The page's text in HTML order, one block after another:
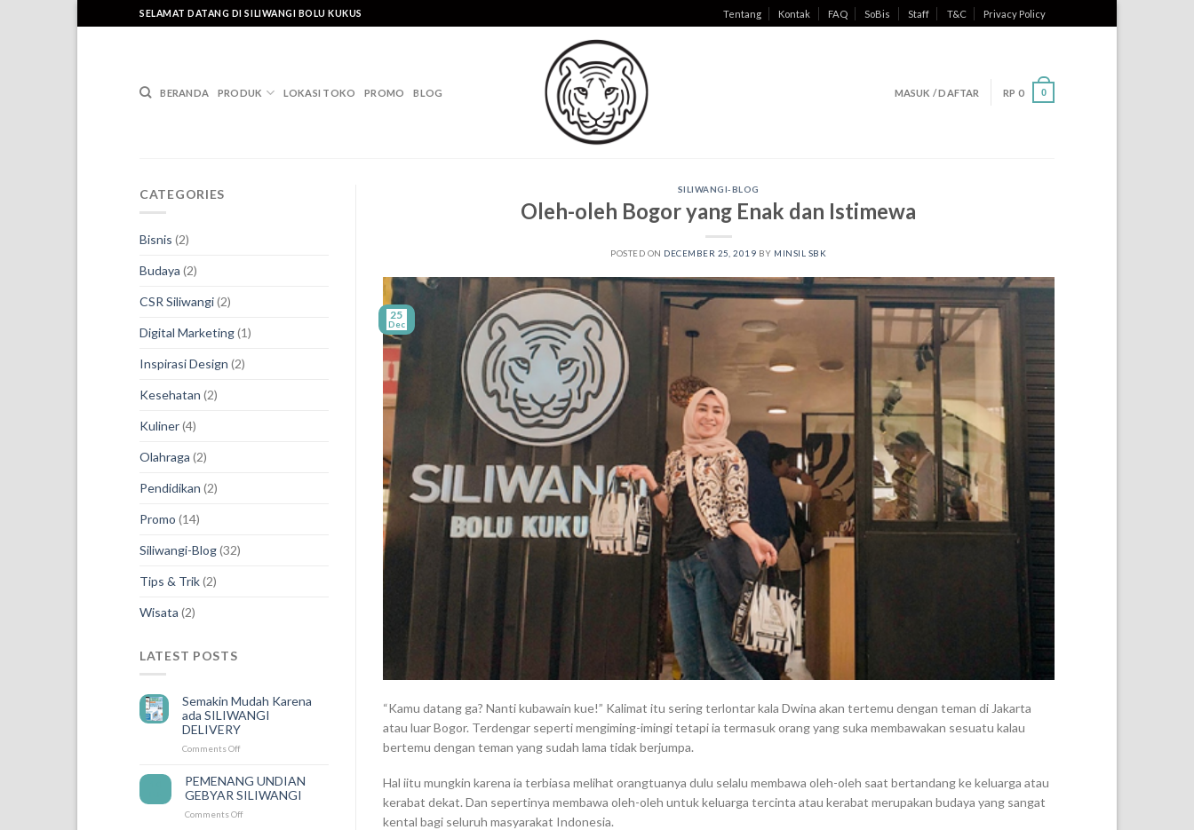
to
SELAMAT DATANG DI SILIWANGI BOLU KUKUS Tentang Kontak FAQ SoBis Staff T&C Privacy Policy
BERANDA PRODUK LOKASI TOKO PROMO BLOG MASUK / DAFTAR RP 0 0
CATEGORIES
Bisnis (2)
Budaya (2)
CSR Siliwangi(2)
Digital Marketing(1)
Inspirasi Design (2)
Kesehatan (2)
Kuliner(4)
Olahraga (2)
Pendidikan (2)
Promo (14)
Siliwangi-Blog(32)
Tips & Trik(2)
Wisata (2)
LATEST POSTS
Semakin Mudah Karena
ada SILIWANGI
DELIVERY
Comments Offon
Mudah
Karena
ada
SILIWANGI
PEMENANG UNDIAN
GEBYAR SILIWANGI
Comments Offon
SILIWANGI-BLOG
Oleh-oleh Bogor yang Enak dan Istimewa
POSTED ON DECEMBER 25, 2019 BY MINSIL SBK
25
Dec
“Kamu datang ga? Nanti kubawain kue!” Kalimat itu sering terlontar kala Dwina akan tertemu dengan teman di Jakarta
atau luar Bogor. Terdengar seperti mengiming-imingi tetapi ia termasuk orang yang suka membawakan sesuatu kalau
bertemu dengan teman yang sudah lama tidak berjumpa.
Hal iitu mungkin karena ia terbiasa melihat orangtuanya dulu selalu membawa oleh-oleh saat bertandang ke keluarga atau
kerabat dekat. Dan sepertinya membawa oleh-oleh untuk keluarga tercinta atau kerabat merupakan budaya yang sangat
kental bagi seluruh masyarakat Indonesia.